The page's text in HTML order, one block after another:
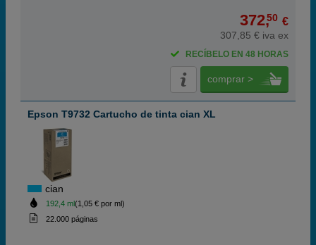
372,50 €
307,85 € iva ex
RECÍBELO EN 48 HORAS
comprar >
Epson T9732 Cartucho de tinta cian XL
cian
192,4 ml(1,05 € por ml)
22.000 páginas